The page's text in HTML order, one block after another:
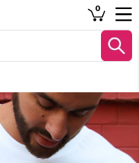
0